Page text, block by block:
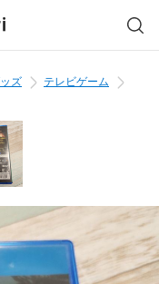
ズ
テレビゲーム